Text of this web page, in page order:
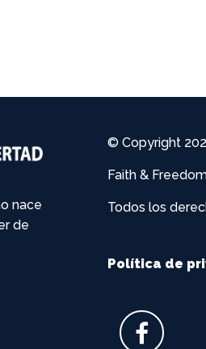
nace
de
© Copyright
Faith &
Todos los
Política de